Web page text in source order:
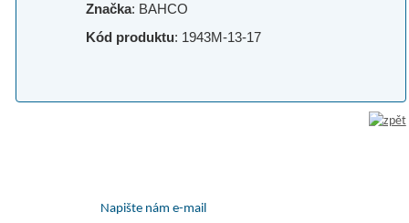
Značka: BAHCO
Kód produktu: 1943M-13-17
Napište nám e-mail